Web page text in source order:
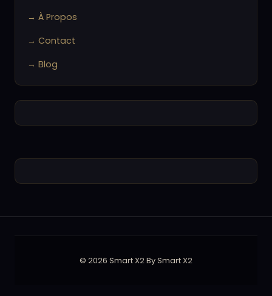
→ À Propos
→ Contact
→ Blog
© 2026 Smart X2 By Smart X2